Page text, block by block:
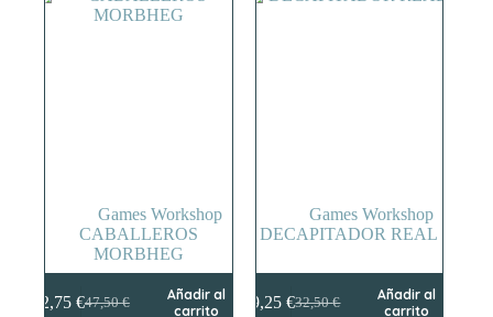
Games Workshop
CABALLEROS
MORBHEG
47,50€
El
42,75 €El
Añadir al
carrito
Games Workshop
DECAPITADOR REAL
32,50€
El
29,25€El
Añadir al
carrito